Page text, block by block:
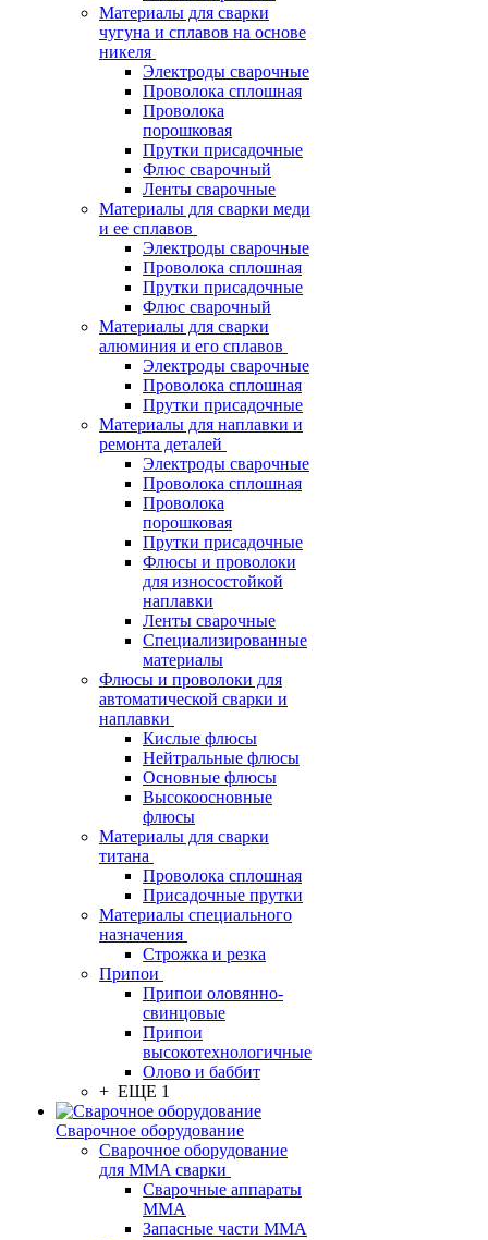
Материалы для сварки
чугуна и сплавов на основе
никеля
Электроды сварочные
Проволока сплошная
Проволока
порошковая
Прутки присадочные
Флюс сварочный
Ленты сварочные
Материалы для сварки меди
и ее сплавов
Электроды сварочные
Проволока сплошная
Прутки присадочные
Флюс сварочный
Материалы для сварки
алюминия и его сплавов
Электроды сварочные
Проволока сплошная
Прутки присадочные
Материалы для наплавки и
ремонта деталей
Электроды сварочные
Проволока сплошная
Проволока
порошковая
Прутки присадочные
Флюсы и проволоки
для износостойкой
наплавки
Ленты сварочные
Специализированные
материалы
Флюсы и проволоки для
автоматической сварки и
наплавки
Кислые флюсы
Нейтральные флюсы
Основные флюсы
Высокоосновные
флюсы
Материалы для сварки
титана
Проволока сплошная
Присадочные прутки
Материалы специального
назначения
Строжка и резка
Припои
Припои оловянно-
свинцовые
Припои
высокотехнологичные
Олово и баббит
+ ЕЩЕ 1
Сварочное оборудование
Сварочное оборудование
для MMA сварки
Сварочные аппараты
MMA
Запасные части MMA